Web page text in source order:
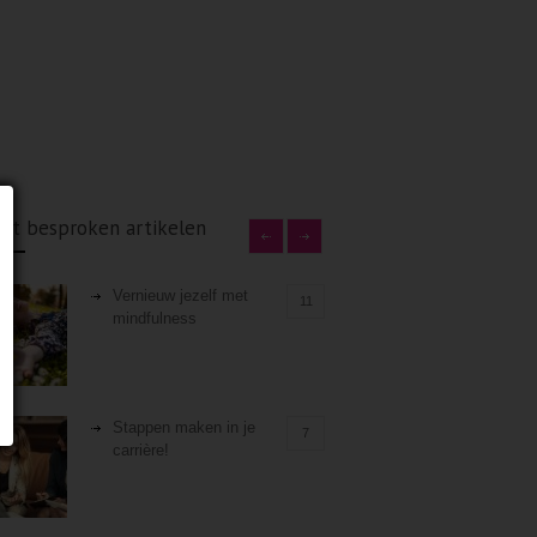
besproken artikelen
Vernieuw jezelf met
mindfulness
Stappen maken in je
carrière!
7